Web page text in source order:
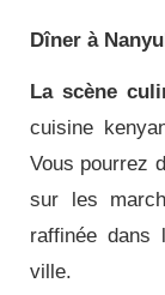
Dîner à
La scène
cuisine
Vous pourrez
sur les
raffinée dans
ville.